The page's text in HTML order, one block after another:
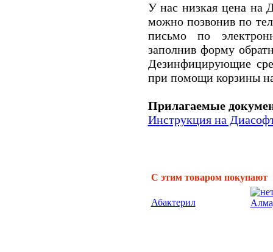
У нас низкая цена на
можно позвонив по
письмо по
заполнив форму
Дезинфицирующие
при помощи корзины
Прилагаемые
Инструкция на
С этим товаром покупают
Абактерил